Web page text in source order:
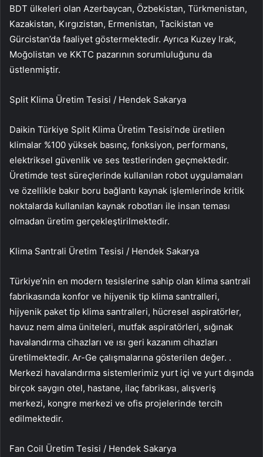
BDT ülkeleri olan Azerbaycan, Özbekistan, Türkmenistan,
Kazakistan, Kırgızistan, Ermenistan, Tacikistan ve
Gürcistan’da faaliyet göstermektedir. Ayrıca Kuzey Irak,
Moğolistan ve KKTC pazarının sorumluluğunu da
üstlenmiştir.
Split Klima Üretim Tesisi / Hendek Sakarya
Daikin Türkiye Split Klima Üretim Tesisi’nde üretilen
klimalar %100 yüksek basınç, fonksiyon, performans,
elektriksel güvenlik ve ses testlerinden geçmektedir.
Üretimde test süreçlerinde kullanılan robot uygulamaları
ve özellikle bakır boru bağlantı kaynak işlemlerinde kritik
noktalarda kullanılan kaynak robotları ile insan teması
olmadan üretim gerçekleştirilmektedir.
Klima Santrali Üretim Tesisi / Hendek Sakarya
Türkiye’nin en modern tesislerine sahip olan klima santrali
fabrikasında konfor ve hijyenik tip klima santralleri,
hijyenik paket tip klima santralleri, hücresel aspiratörler,
havuz nem alma üniteleri, mutfak aspiratörleri, sığınak
havalandırma cihazları ve ısı geri kazanım cihazları
üretilmektedir. Ar-Ge çalışmalarına gösterilen değer. .
Merkezi havalandırma sistemlerimiz yurt içi ve yurt dışında
birçok saygın otel, hastane, ilaç fabrikası, alışveriş
merkezi, kongre merkezi ve ofis projelerinde tercih
edilmektedir.
Fan Coil Üretim Tesisi / Hendek Sakarya